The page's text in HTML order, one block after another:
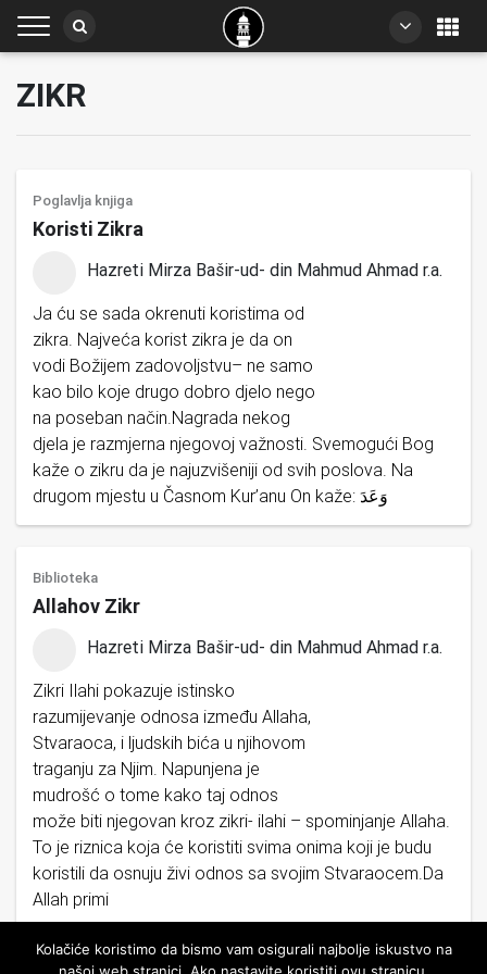
ZIKR
Poglavlja knjiga
Koristi Zikra
Hazreti Mirza Bašir-ud- din Mahmud Ahmad r.a.
Ja ću se sada okrenuti koristima od
zikra. Najveća korist zikra je da on
vodi Božijem zadovoljstvu– ne samo
kao bilo koje drugo dobro djelo nego
na poseban način.Nagrada nekog
djela je razmjerna njegovoj važnosti. Svemogući Bog
kaže o zikru da je najuzvišeniji od svih poslova. Na
drugom mjestu u Časnom Kur’anu On kaže: وَعَدَ
Biblioteka
Allahov Zikr
Hazreti Mirza Bašir-ud- din Mahmud Ahmad r.a.
Zikri Ilahi pokazuje istinsko
razumijevanje odnosa između Allaha,
Stvaraoca, i ljudskih bića u njihovom
traganju za Njim. Napunjena je
mudrošć o tome kako taj odnos
može biti njegovan kroz zikri- ilahi – spominjanje Allaha.
To je riznica koja će koristiti svima onima koji je budu
koristili da osnuju živi odnos sa svojim Stvaraocem.Da
Allah primi
Kolačiće koristimo da bismo vam osigurali najbolje iskustvo na